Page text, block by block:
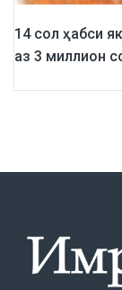
14 сол ҳабси
аз 3 миллион